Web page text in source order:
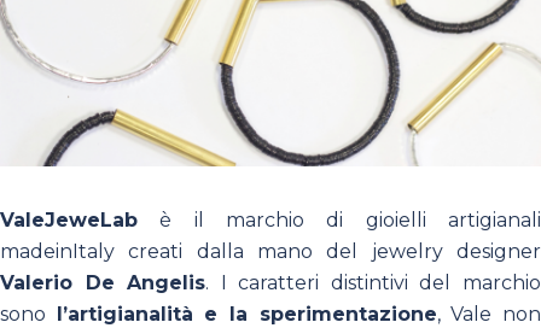
ValeJeweLab è il marchio di gioielli artigianali
madeinItaly creati dalla mano del jewelry designer
Valerio De Angelis. I caratteri distintivi del marchio
sono l’artigianalità e la sperimentazione, Vale non